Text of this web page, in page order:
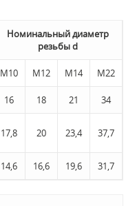
Номинальный диаметр
резьбы d
М10 М12 M14 М22
16 18 21 34
17,8 20 23,4 37,7
14,6 16,6 19,6 31,7